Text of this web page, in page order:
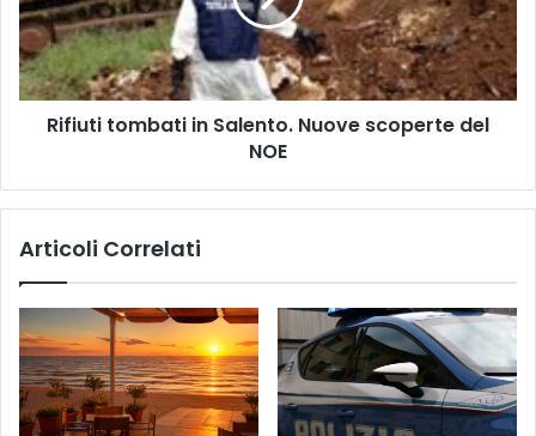
n
e
p
e
r
t
i
t
o
i
a
l
e
n
t
Rifiuti tombati in Salento. Nuove scoperte del
NOE
Articoli Correlati